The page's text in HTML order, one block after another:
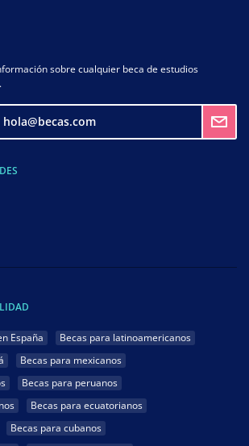
sobre cualquier beca de estudios
hola@becas.com
España
Becas para latinoamericanos
Becas para mexicanos
Becas para peruanos
Becas para ecuatorianos
Becas para cubanos